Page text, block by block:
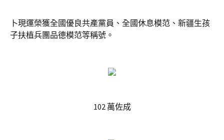
卜現運榮獲全國優良共產黨員、全國休息模范、新疆生孩
子扶植兵團品德模范等稱號。
102 萬佐成